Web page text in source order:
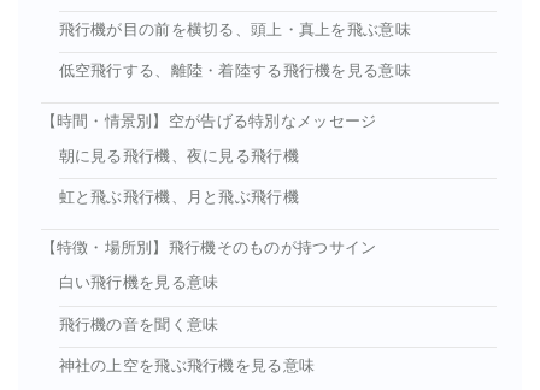
飛行機が目の前を横切る、頭上・真上を飛ぶ意味
低空飛行する、離陸・着陸する飛行機を見る意味
【時間・情景別】空が告げる特別なメッセージ
朝に見る飛行機、夜に見る飛行機
虹と飛ぶ飛行機、月と飛ぶ飛行機
【特徴・場所別】飛行機そのものが持つサイン
白い飛行機を見る意味
飛行機の音を聞く意味
神社の上空を飛ぶ飛行機を見る意味